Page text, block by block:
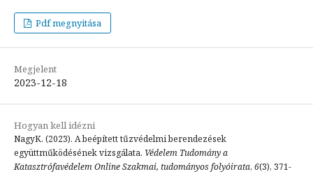
Pdf megnyitása
Megjelent
2023-12-18
Hogyan kell idézni
NagyK. (2023). A beépített tűzvédelmi berendezések
együttműködésének vizsgálata. Védelem Tudomány a
Katasztrófavédelem Online Szakmai, tudományos folyóirata, 6(3), 371-